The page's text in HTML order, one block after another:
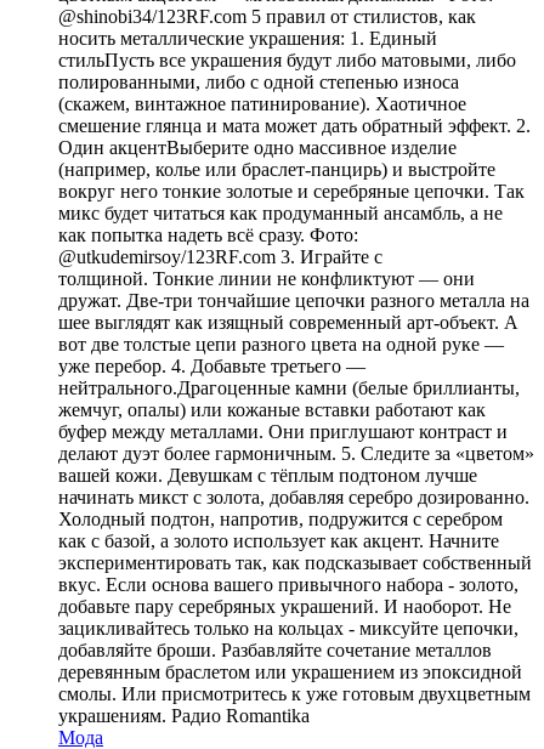
@shinobi34/123RF.com 5 правил от стилистов, как
носить металлические украшения: 1. Единый
стильПусть все украшения будут либо матовыми, либо
полированными, либо с одной степенью износа
(скажем, винтажное патинирование). Хаотичное
смешение глянца и мата может дать обратный эффект. 2.
Один акцентВыберите одно массивное изделие
(например, колье или браслет-панцирь) и выстройте
вокруг него тонкие золотые и серебряные цепочки. Так
микс будет читаться как продуманный ансамбль, а не
как попытка надеть всё сразу. Фото:
@utkudemirsoy/123RF.com 3. Играйте с
толщиной. Тонкие линии не конфликтуют — они
дружат. Две-три тончайшие цепочки разного металла на
шее выглядят как изящный современный арт-объект. А
вот две толстые цепи разного цвета на одной руке —
уже перебор. 4. Добавьте третьего —
нейтрального.Драгоценные камни (белые бриллианты,
жемчуг, опалы) или кожаные вставки работают как
буфер между металлами. Они приглушают контраст и
делают дуэт более гармоничным. 5. Следите за «цветом»
вашей кожи. Девушкам с тёплым подтоном лучше
начинать микст с золота, добавляя серебро дозированно.
Холодный подтон, напротив, подружится с серебром
как с базой, а золото использует как акцент. Начните
экспериментировать так, как подсказывает собственный
вкус. Если основа вашего привычного набора - золото,
добавьте пару серебряных украшений. И наоборот. Не
зацикливайтесь только на кольцах - миксуйте цепочки,
добавляйте броши. Разбавляйте сочетание металлов
деревянным браслетом или украшением из эпоксидной
смолы. Или присмотритесь к уже готовым двухцветным
украшениям. Радио Romantika
Мода